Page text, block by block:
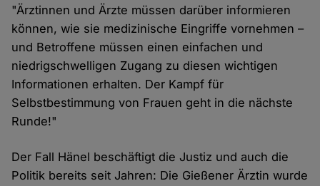
"Ärztinnen und Ärzte müssen darüber informieren
können, wie sie medizinische Eingriffe vornehmen –
und Betroffene müssen einen einfachen und
niedrigschwelligen Zugang zu diesen wichtigen
Informationen erhalten. Der Kampf für
Selbstbestimmung von Frauen geht in die nächste
Runde!"
Der Fall Hänel beschäftigt die Justiz und auch die
Politik bereits seit Jahren: Die Gießener Ärztin wurde